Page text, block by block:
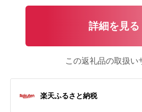
詳細を見る
この返礼品の取扱い
楽天ふるさと納税